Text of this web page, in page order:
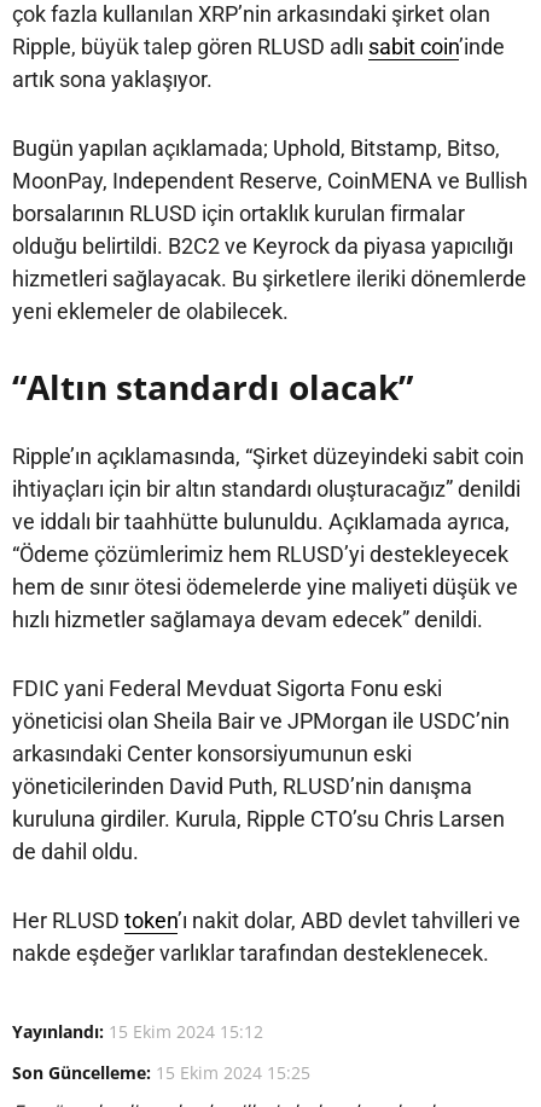
çok fazla kullanılan XRP’nin arkasındaki şirket olan
Ripple, büyük talep gören RLUSD adlı sabit coin’inde
artık sona yaklaşıyor.
Bugün yapılan açıklamada; Uphold, Bitstamp, Bitso,
MoonPay, Independent Reserve, CoinMENA ve Bullish
borsalarının RLUSD için ortaklık kurulan firmalar
olduğu belirtildi. B2C2 ve Keyrock da piyasa yapıcılığı
hizmetleri sağlayacak. Bu şirketlere ileriki dönemlerde
yeni eklemeler de olabilecek.
“Altın standardı olacak”
Ripple’ın açıklamasında, “Şirket düzeyindeki sabit coin
ihtiyaçları için bir altın standardı oluşturacağız” denildi
ve iddalı bir taahhütte bulunuldu. Açıklamada ayrıca,
“Ödeme çözümlerimiz hem RLUSD’yi destekleyecek
hem de sınır ötesi ödemelerde yine maliyeti düşük ve
hızlı hizmetler sağlamaya devam edecek” denildi.
FDIC yani Federal Mevduat Sigorta Fonu eski
yöneticisi olan Sheila Bair ve JPMorgan ile USDC’nin
arkasındaki Center konsorsiyumunun eski
yöneticilerinden David Puth, RLUSD’nin danışma
kuruluna girdiler. Kurula, Ripple CTO’su Chris Larsen
de dahil oldu.
Her RLUSD token’ı nakit dolar, ABD devlet tahvilleri ve
nakde eşdeğer varlıklar tarafından desteklenecek.
Yayınlandı: 15 Ekim 2024 15:12
Son Güncelleme: 15 Ekim 2024 15:25